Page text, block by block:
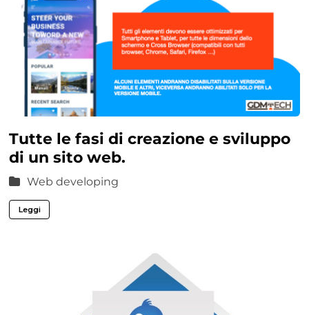
Tutte le fasi di creazione e sviluppo
di un sito web.
Web developing
Leggi